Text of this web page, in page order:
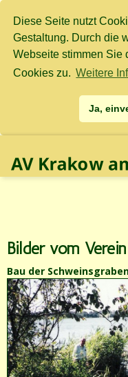
Diese Seite nutzt
Gestaltung. Durch die
Webseite stimmen Sie
Cookies zu. Weitere
Ja,
.
Bilder vom
Bau der